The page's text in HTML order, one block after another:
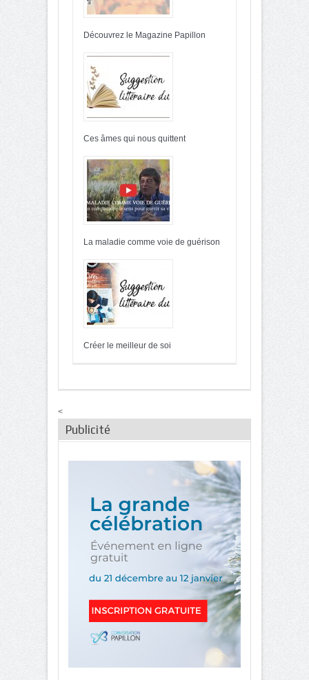
Découvrez le Magazine Papillon
Ces âmes qui nous quittent
La maladie comme voie de guérison
Créer le meilleur de soi
<
Publicité